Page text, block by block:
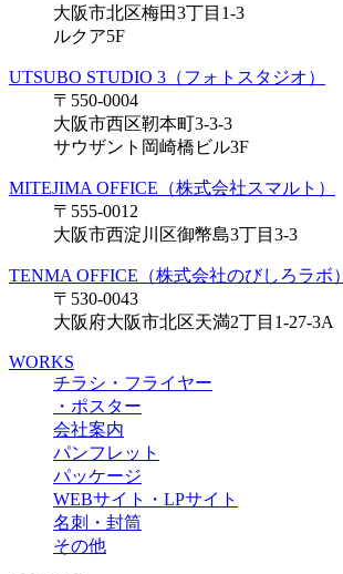
大阪市北区梅田3丁目1-3
ルクア5F
UTSUBO STUDIO 3（フォトスタジオ）
〒550-0004
大阪市西区靭本町3-3-3
サウザント岡崎橋ビル3F
MITEJIMA OFFICE（株式会社スマルト）
〒555-0012
大阪市西淀川区御幣島3丁目3-3
TENMA OFFICE（株式会社のびしろラボ）
〒530-0043
大阪府大阪市北区天満2丁目1-27-3A
WORKS
チラシ・フライヤー
・ポスター
会社案内
パンフレット
パッケージ
WEBサイト・LPサイト
名刺・封筒
その他